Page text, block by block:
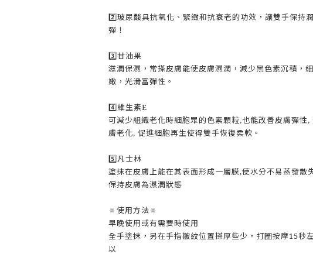
2️⃣玻尿酸具抗氧化、緊緻和抗衰老的功效，讓雙手保持
彈！
3️⃣甘油果
滋潤保濕，常搽皮膚能使皮膚濕潤，減少黑色素沉積，
嫩，光滑富彈性。
4️⃣維生素E
可減少組織老化時細胞眾的色素顆粒,也能改善皮膚彈性,
膚老化, 促進細胞再生使得雙手恢復柔軟。
5️⃣凡士林
塗抹在皮膚上能在其表面形成一層膜,使水分不易蒸發散
保持皮膚為濕潤狀態
🔅使用方法🔅
早晚使用或有需要時使用
全手塗抹，另在手指皺紋位置搽厚些少，打圈按摩15秒
以